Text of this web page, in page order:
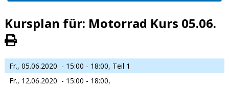
Kursplan für: Motorrad Kurs 05.06.
Fr., 05.06.2020 - 15:00 - 18:00, Teil 1
Fr., 12.06.2020 - 15:00 - 18:00,